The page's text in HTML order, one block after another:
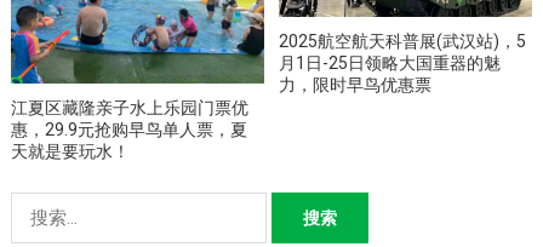
江夏区藏隆亲子水上乐园门票优
惠，29.9元抢购早鸟单人票，夏
天就是要玩水！
2025航空航天科普展(武汉站)，5
月1日-25日领略大国重器的魅
力，限时早鸟优惠票